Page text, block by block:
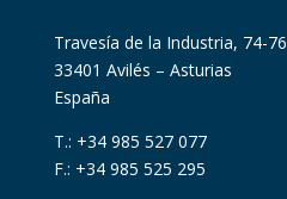
Travesía de la Industria, 74-76
33401 Avilés – Asturias
España
T.: +34 985 527 077
F.: +34 985 525 295